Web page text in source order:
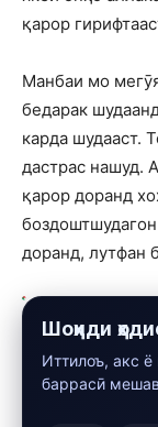
қарор
Манбаи мо
бедарак
карда шудааст.
дастрас нашуд.
қарор доранд
доранд, лутфан
Шоҳиди
Иттилоъ, акс
баррасӣ